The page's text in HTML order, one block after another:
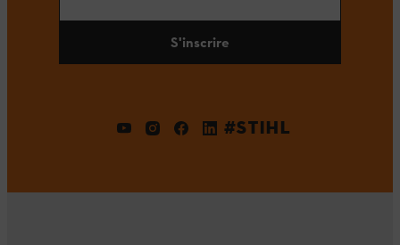
S'inscrire
#STIHL